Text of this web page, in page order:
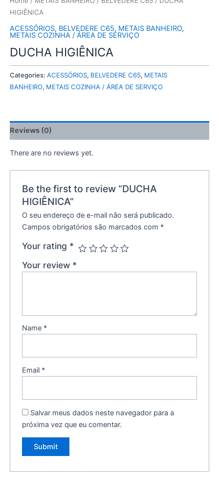
HIGIÊNICA
ACESSÓRIOS, BELVEDERE C65, METAIS BANHEIRO,
METAIS COZINHA / ÁREA DE SERVIÇO
DUCHA HIGIÊNICA
Categories: ACESSÓRIOS, BELVEDERE C65, METAIS
BANHEIRO, METAIS COZINHA / ÁREA DE SERVIÇO
Reviews (0)
There are no reviews yet.
Be the first to review “DUCHA
HIGIÊNICA”
O seu endereço de e-mail não será publicado.
Campos obrigatórios são marcados com *
Your rating *
Your review *
Name *
Email *
Salvar meus dados neste navegador para a
próxima vez que eu comentar.